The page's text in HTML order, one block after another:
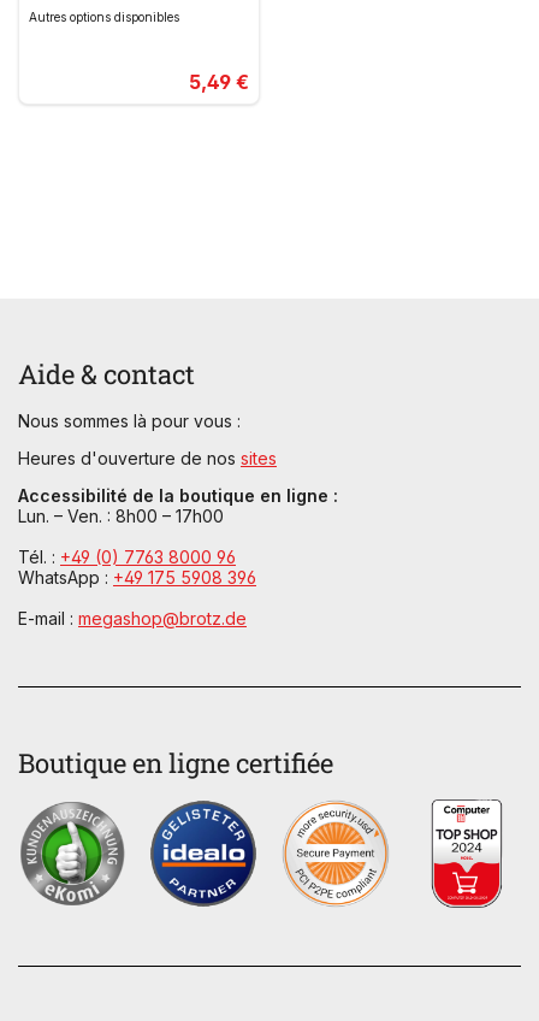
Autres options disponibles
5,49 €
Aide & contact
Nous sommes là pour vous :
Heures d'ouverture de nos sites
Accessibilité de la boutique en ligne :
Lun. – Ven. : 8h00 – 17h00
Tél. : +49 (0) 7763 8000 96
WhatsApp : +49 175 5908 396
E-mail : megashop@brotz.de
Boutique en ligne certifiée